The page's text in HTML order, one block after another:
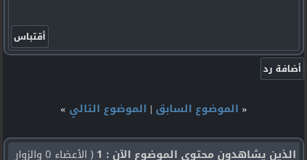
« الموضوع السابق | الموضوع التالي »
الذين يشاهدون محتوى الموضوع الآن : 1
( الأعضاء 0 والزوار